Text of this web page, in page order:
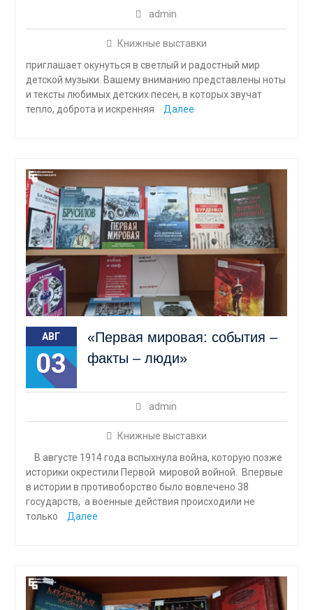
admin
Книжные выставки
приглашает окунуться в светлый и радостный мир
детской музыки. Вашему вниманию представлены ноты
и тексты любимых детских песен, в которых звучат
тепло, доброта и искренняя
Далее
АВГ
03
«Первая мировая: события –
факты – люди»
admin
Книжные выставки
В августе 1914 года вспыхнула война, которую позже
историки окрестили Первой мировой войной. Впервые
в истории в противоборство было вовлечено 38
государств, а военные действия происходили не
только
Далее